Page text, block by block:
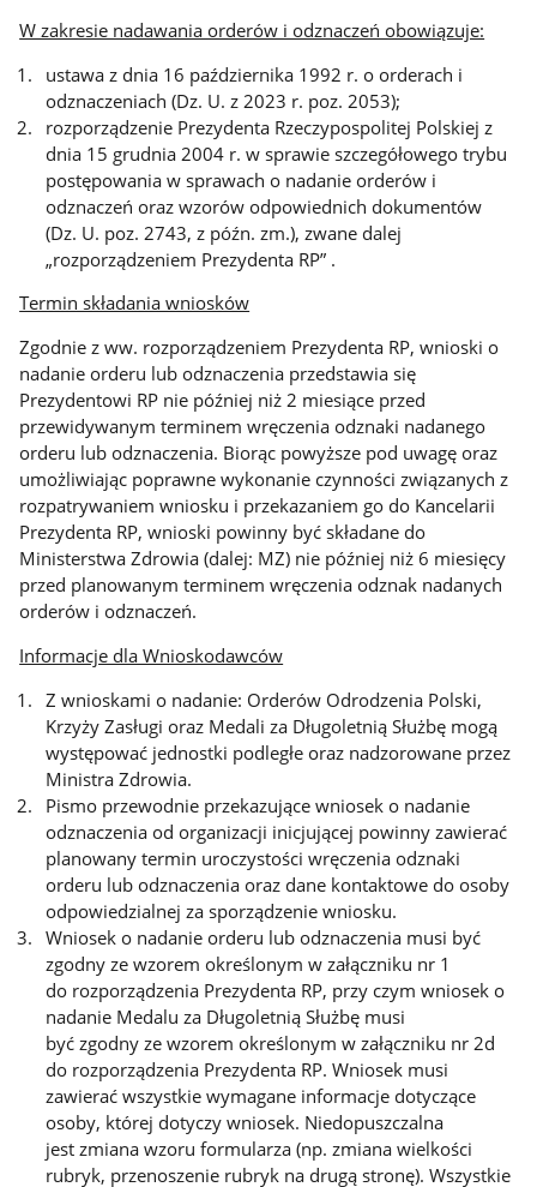
W zakresie nadawania orderów i odznaczeń obowiązuje:
ustawa z dnia 16 października 1992 r. o orderach i
odznaczeniach (Dz. U. z 2023 r. poz. 2053);
rozporządzenie Prezydenta Rzeczypospolitej Polskiej z
dnia 15 grudnia 2004 r. w sprawie szczegółowego trybu
postępowania w sprawach o nadanie orderów i
odznaczeń oraz wzorów odpowiednich dokumentów
(Dz. U. poz. 2743, z późn. zm.), zwane dalej
„rozporządzeniem Prezydenta RP” .
Termin składania wniosków
Zgodnie z ww. rozporządzeniem Prezydenta RP, wnioski o
nadanie orderu lub odznaczenia przedstawia się
Prezydentowi RP nie później niż 2 miesiące przed
przewidywanym terminem wręczenia odznaki nadanego
orderu lub odznaczenia. Biorąc powyższe pod uwagę oraz
umożliwiając poprawne wykonanie czynności związanych z
rozpatrywaniem wniosku i przekazaniem go do Kancelarii
Prezydenta RP, wnioski powinny być składane do
Ministerstwa Zdrowia (dalej: MZ) nie później niż 6 miesięcy
przed planowanym terminem wręczenia odznak nadanych
orderów i odznaczeń.
Informacje dla Wnioskodawców
Z wnioskami o nadanie: Orderów Odrodzenia Polski,
Krzyży Zasługi oraz Medali za Długoletnią Służbę mogą
występować jednostki podległe oraz nadzorowane przez
Ministra Zdrowia.
Pismo przewodnie przekazujące wniosek o nadanie
odznaczenia od organizacji inicjującej powinny zawierać
planowany termin uroczystości wręczenia odznaki
orderu lub odznaczenia oraz dane kontaktowe do osoby
odpowiedzialnej za sporządzenie wniosku.
Wniosek o nadanie orderu lub odznaczenia musi być
zgodny ze wzorem określonym w załączniku nr 1
do rozporządzenia Prezydenta RP, przy czym wniosek o
nadanie Medalu za Długoletnią Służbę musi
być zgodny ze wzorem określonym w załączniku nr 2d
do rozporządzenia Prezydenta RP. Wniosek musi
zawierać wszystkie wymagane informacje dotyczące
osoby, której dotyczy wniosek. Niedopuszczalna
jest zmiana wzoru formularza (np. zmiana wielkości
rubryk, przenoszenie rubryk na drugą stronę). Wszystkie